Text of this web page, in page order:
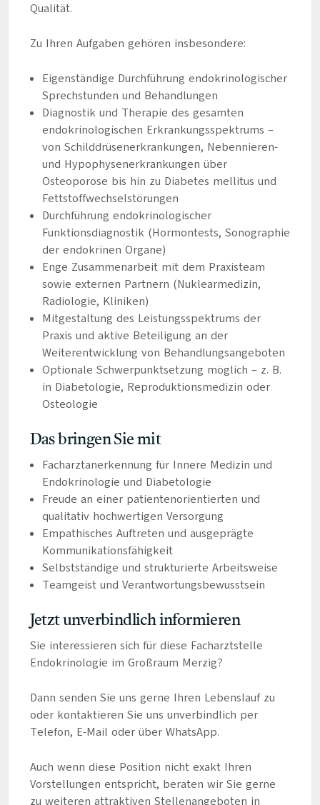
Qualität.
Zu Ihren Aufgaben gehören insbesondere:
Eigenständige Durchführung endokrinologischer
Sprechstunden und Behandlungen
Diagnostik und Therapie des gesamten
endokrinologischen Erkrankungsspektrums –
von Schilddrüsenerkrankungen, Nebennieren-
und Hypophysenerkrankungen über
Osteoporose bis hin zu Diabetes mellitus und
Fettstoffwechselstörungen
Durchführung endokrinologischer
Funktionsdiagnostik (Hormontests, Sonographie
der endokrinen Organe)
Enge Zusammenarbeit mit dem Praxisteam
sowie externen Partnern (Nuklearmedizin,
Radiologie, Kliniken)
Mitgestaltung des Leistungsspektrums der
Praxis und aktive Beteiligung an der
Weiterentwicklung von Behandlungsangeboten
Optionale Schwerpunktsetzung möglich – z. B.
in Diabetologie, Reproduktionsmedizin oder
Osteologie
Das bringen Sie mit
Facharztanerkennung für Innere Medizin und
Endokrinologie und Diabetologie
Freude an einer patientenorientierten und
qualitativ hochwertigen Versorgung
Empathisches Auftreten und ausgeprägte
Kommunikationsfähigkeit
Selbstständige und strukturierte Arbeitsweise
Teamgeist und Verantwortungsbewusstsein
Jetzt unverbindlich informieren
Sie interessieren sich für diese Facharztstelle
Endokrinologie im Großraum Merzig?
Dann senden Sie uns gerne Ihren Lebenslauf zu
oder kontaktieren Sie uns unverbindlich per
Telefon, E-Mail oder über WhatsApp.
Auch wenn diese Position nicht exakt Ihren
Vorstellungen entspricht, beraten wir Sie gerne
zu weiteren attraktiven Stellenangeboten in